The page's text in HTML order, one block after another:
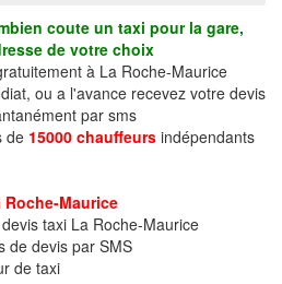
coute un taxi pour la gare,
de votre choix
à La Roche-Maurice
ou a l'avance recevez votre devis
par sms
de 15000 chauffeurs indépendants
Maurice
taxi La Roche-Maurice
de devis par SMS
de taxi